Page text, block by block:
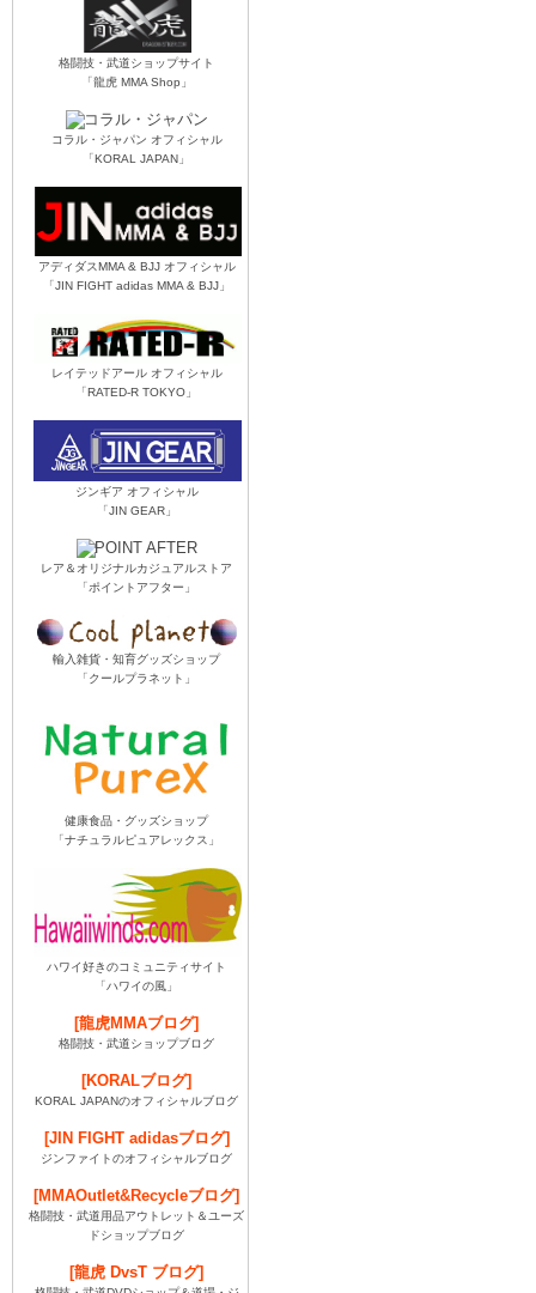
格闘技・武道ショップサイト
「龍虎 MMA Shop」
コラル・ジャパン オフィシャル
「KORAL JAPAN」
アディダスMMA & BJJ オフィシャル
「JIN FIGHT adidas MMA & BJJ」
レイテッドアール オフィシャル
「RATED-R TOKYO」
ジンギア オフィシャル
「JIN GEAR」
レア＆オリジナルカジュアルストア
「ポイントアフター」
輸入雑貨・知育グッズショップ
「クールプラネット」
健康食品・グッズショップ
「ナチュラルピュアレックス」
ハワイ好きのコミュニティサイト
「ハワイの風」
[龍虎MMAブログ]
格闘技・武道ショップブログ
[KORALブログ]
KORAL JAPANのオフィシャルブログ
[JIN FIGHT adidasブログ]
ジンファイトのオフィシャルブログ
[MMAOutlet&Recycleブログ]
格闘技・武道用品アウトレット＆ユーズ
ドショップブログ
[龍虎 DvsT ブログ]